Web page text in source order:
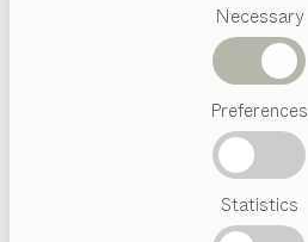
Necessary
Preferences
Statistics
Österreichisches
Handwerk